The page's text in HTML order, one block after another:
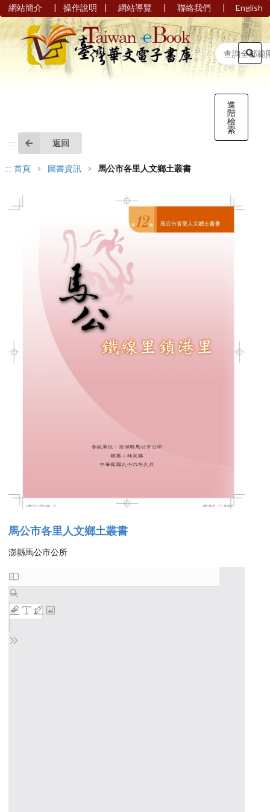
網站簡介 | 操作說明 | 網站導覽 | 聯絡我們 | English
進
階
檢
索
::: 返回
::: 首頁 圖書資訊 馬公市各里人文鄉土叢書
馬公市各里人文鄉土叢書
澎縣馬公市公所